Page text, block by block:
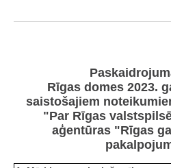
Rīgas domes 2023.
saistošajiem
"Par Rīgas
aģentūras "Rīgas